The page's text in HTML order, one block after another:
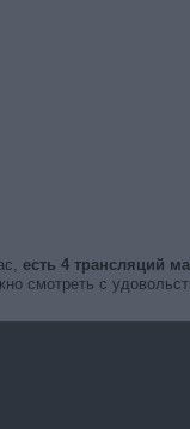
есть 4 трансляций
смотреть с